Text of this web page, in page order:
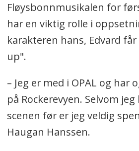
Fløysbonnmusikalen for
har en viktig rolle i
karakteren hans, Edvard
up".
– Jeg er med i OPAL og har
på Rockerevyen. Selvom
scenen før er jeg veldig
Haugan Hanssen.